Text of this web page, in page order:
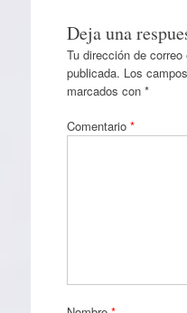
Deja una
Tu dirección de
publicada. Los
marcados con *
Comentario *